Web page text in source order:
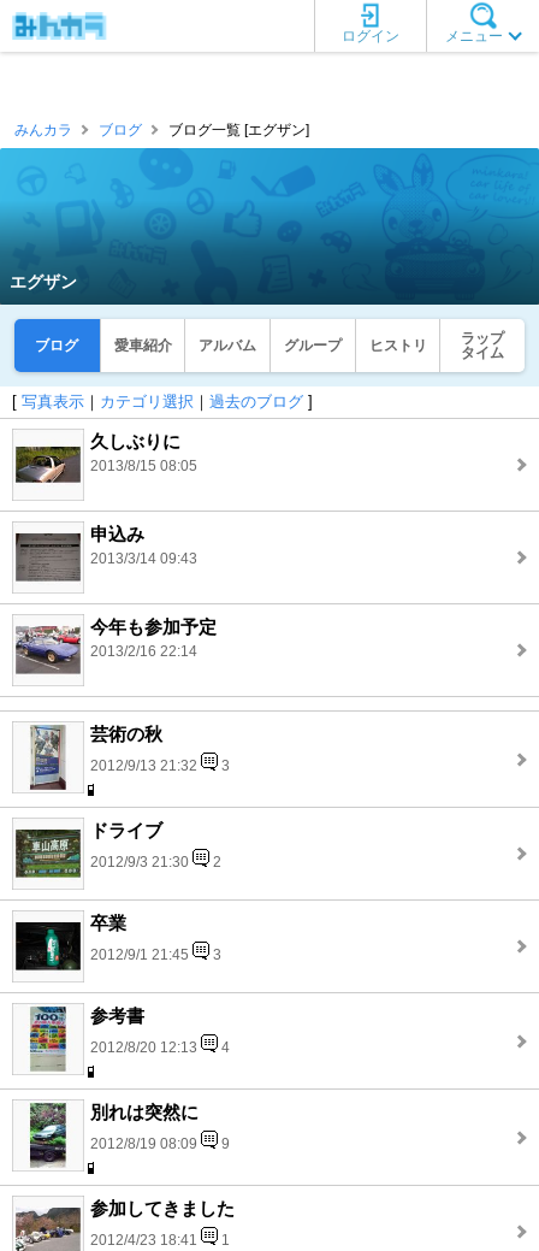
メニュー
ログイン
みんカラ ブログ ブログ一覧 [エグザン]
エグザン
ブログ 愛車紹介 アルバム グループ ヒストリ
ラップ
タイム
[ 写真表示 ｜ カテゴリ選択 ｜ 過去のブログ ]
久しぶりに
2013/8/15 08:05
申込み
2013/3/14 09:43
今年も参加予定
2013/2/16 22:14
芸術の秋
2012/9/13 21:32 3
ドライブ
2012/9/3 21:30 2
卒業
2012/9/1 21:45 3
参考書
2012/8/20 12:13 4
別れは突然に
2012/8/19 08:09 9
参加してきました
2012/4/23 18:41 1